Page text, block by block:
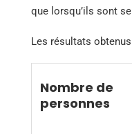
que lorsqu’ils sont
Les résultats
Nombre de
personnes